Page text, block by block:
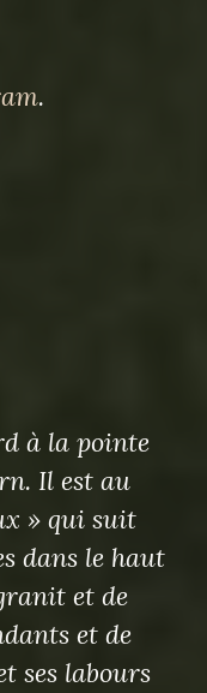
.
à la pointe
Il est au
» qui suit
dans le haut
et de
et de
ses labours